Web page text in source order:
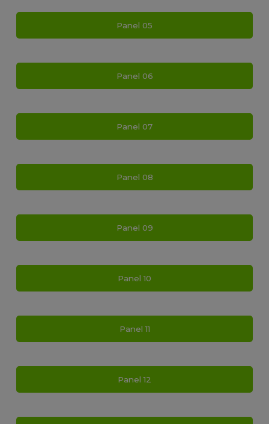
Panel 05
Panel 06
Panel 07
Panel 08
Panel 09
Panel 10
Panel 11
Panel 12